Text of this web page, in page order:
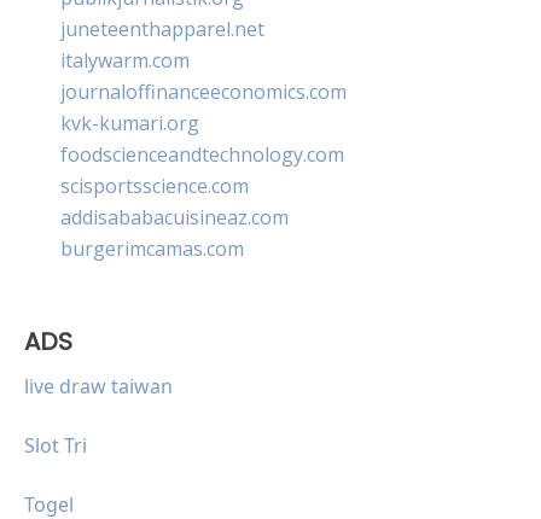
juneteenthapparel.net
italywarm.com
journaloffinanceeconomics.com
kvk-kumari.org
foodscienceandtechnology.com
scisportsscience.com
addisababacuisineaz.com
burgerimcamas.com
ADS
live draw taiwan
Slot Tri
Togel